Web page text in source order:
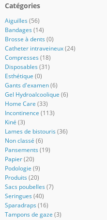
Catégories
Aiguilles (56)
Bandages (14)
Brosse à dents (0)
Catheter intraveineux (24)
Compresses (18)
Disposables (31)
Esthétique (0)
Gants d'examen (6)
Gel Hydroalcoolique (6)
Home Care (33)
Incontinence (113)
Kiné (3)
Lames de bistouris (36)
Non classé (6)
Pansements (19)
Papier (20)
Podologie (9)
Produits (20)
Sacs poubelles (7)
Seringues (40)
Sparadraps (16)
Tampons de gaze (3)